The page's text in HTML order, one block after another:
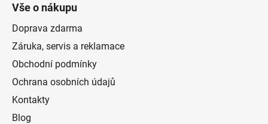
Vše o nákupu
Doprava zdarma
Záruka, servis a reklamace
Obchodní podmínky
Ochrana osobních údajů
Kontakty
Blog